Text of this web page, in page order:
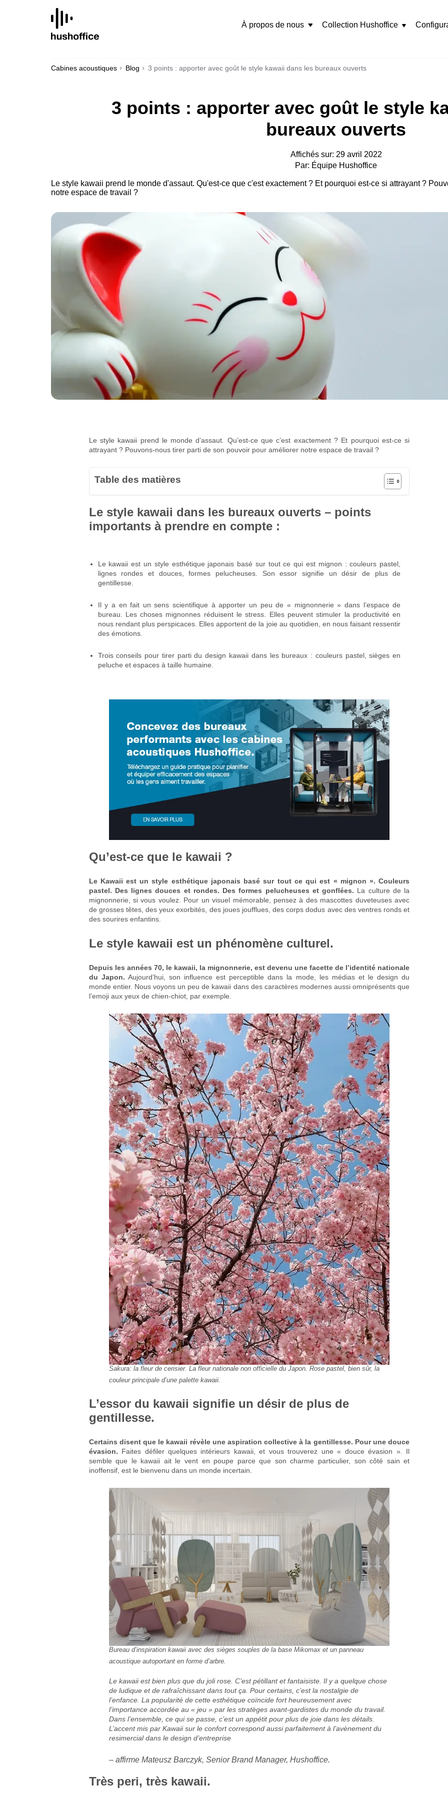
À propos de nous Collection HushofficeRozwiń
Cabines acoustiques Blog 3 points : apporter avec goût le style kawaii dans les bureaux ouverts
3 points : apporter avec goût le style
bureaux ouverts
Affichés sur: 29 avril 2022
Par: Équipe Hushoffice
Le style kawaii prend le monde d'assaut. Qu'est-ce que c'est exactement ? Et pourquoi est-ce si attrayant ?
notre espace de travail ?
Le style kawaii prend le monde d’assaut. Qu’est-ce que c’est exactement ? Et pourquoi est-ce si
attrayant ? Pouvons-nous tirer parti de son pouvoir pour améliorer notre espace de travail ?
Table des matières
Le style kawaii dans les bureaux ouverts – points
importants à prendre en compte :
Le kawaii est un style esthétique japonais basé sur tout ce qui est mignon : couleurs pastel,
lignes rondes et douces, formes pelucheuses. Son essor signifie un désir de plus de
gentillesse.
Il y a en fait un sens scientifique à apporter un peu de « mignonnerie » dans l’espace de
bureau. Les choses mignonnes réduisent le stress. Elles peuvent stimuler la productivité en
nous rendant plus perspicaces. Elles apportent de la joie au quotidien, en nous faisant ressentir
des émotions.
Trois conseils pour tirer parti du design kawaii dans les bureaux : couleurs pastel, sièges en
peluche et espaces à taille humaine.
Qu’est-ce que le kawaii ?
Le Kawaii est un style esthétique japonais basé sur tout ce qui est « mignon ». Couleurs
pastel. Des lignes douces et rondes. Des formes pelucheuses et gonflées. La culture de la
mignonnerie, si vous voulez. Pour un visuel mémorable, pensez à des mascottes duveteuses avec
de grosses têtes, des yeux exorbités, des joues joufflues, des corps dodus avec des ventres ronds et
des sourires enfantins.
Le style kawaii est un phénomène culturel.
Depuis les années 70, le kawaii, la mignonnerie, est devenu une facette de l’identité nationale
du Japon. Aujourd’hui, son influence est perceptible dans la mode, les médias et le design du
monde entier. Nous voyons un peu de kawaii dans des caractères modernes aussi omniprésents que
l’emoji aux yeux de chien-chiot, par exemple.
Sakura: la fleur de cerisier. La fleur nationale non officielle du Japon. Rose pastel, bien sûr, la
couleur principale d’une palette kawaii.
L’essor du kawaii signifie un désir de plus de
gentillesse.
Certains disent que le kawaii révèle une aspiration collective à la gentillesse. Pour une douce
évasion. Faites défiler quelques intérieurs kawaii, et vous trouverez une « douce évasion ». Il
semble que le kawaii ait le vent en poupe parce que son charme particulier, son côté sain et
inoffensif, est le bienvenu dans un monde incertain.
Bureau d’inspiration kawaii avec des sièges souples de la base Mikomax et un panneau
acoustique autoportanten forme d’arbre.
Le kawaii est bien plus que du joli rose. C’est pétillant et fantaisiste. Il y a quelque chose
de ludique et de rafraîchissant dans tout ça. Pour certains, c’est la nostalgie de
l’enfance. La popularité de cette esthétique coïncide fort heureusement avec
l’importance accordée au « jeu » par les stratèges avant-gardistes du monde du travail.
Dans l’ensemble, ce qui se passe, c’est un appétit pour plus de joie dans les détails.
L’accent mis par Kawaii sur le confort correspond aussi parfaitement à l’avènement du
resimercial dans le design d’entreprise
– affirme Mateusz Barczyk, Senior Brand Manager, Hushoffice.
Très peri, très kawaii.